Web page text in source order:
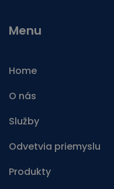
Menu
Home
O nás
Služby
Odvetvia priemyslu
Produkty